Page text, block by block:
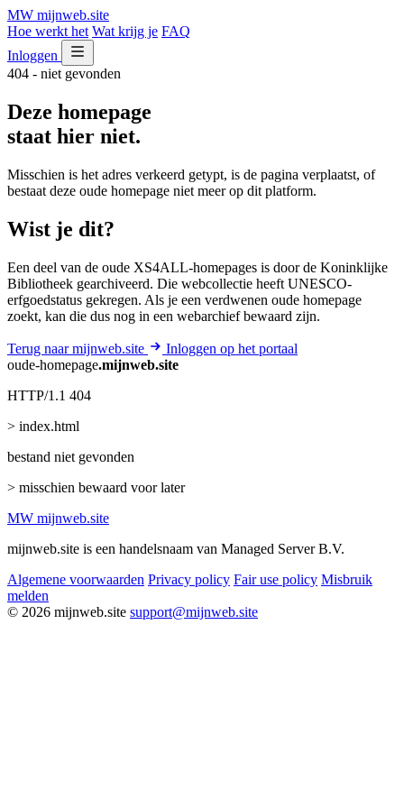
MW mijnweb.site
Hoe werkt het Wat krijg je FAQ
Inloggen
404 - niet gevonden
Deze homepage
staat hier niet.
Misschien is het adres verkeerd getypt, is de pagina verplaatst, of
bestaat deze oude homepage niet meer op dit platform.
Wist je dit?
Een deel van de oude XS4ALL-homepages is door de Koninklijke
Bibliotheek gearchiveerd. Die webcollectie heeft UNESCO-
erfgoedstatus gekregen. Als je een verdwenen oude homepage
zoekt, kan die dus nog in een webarchief bewaard zijn.
Terug naar mijnweb.site
Inloggen op het portaal
oude-homepage.mijnweb.site
HTTP/1.1 404
> index.html
bestand niet gevonden
> misschien bewaard voor later
MW mijnweb.site
mijnweb.site is een handelsnaam van Managed Server B.V.
Algemene voorwaarden Privacy policy Fair use policy Misbruik
melden
© 2026 mijnweb.site support@mijnweb.site